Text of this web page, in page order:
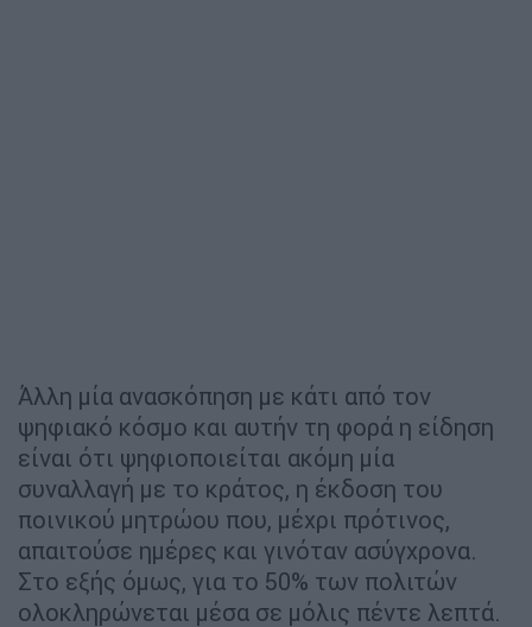
Άλλη μία ανασκόπηση με κάτι από τον
ψηφιακό κόσμο και αυτήν τη φορά η είδηση
είναι ότι ψηφιοποιείται ακόμη μία
συναλλαγή με το κράτος, η έκδοση του
ποινικού μητρώου που, μέχρι πρότινος,
απαιτούσε ημέρες και γινόταν ασύγχρονα.
Στο εξής όμως, για το 50% των πολιτών
ολοκληρώνεται μέσα σε μόλις πέντε λεπτά.